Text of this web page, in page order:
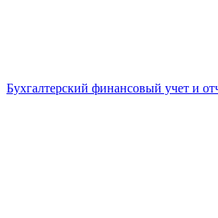
Бухгалтерский финансовый учет и